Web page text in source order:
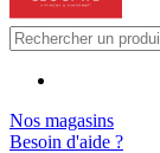
Nos magasins
Besoin d'aide ?